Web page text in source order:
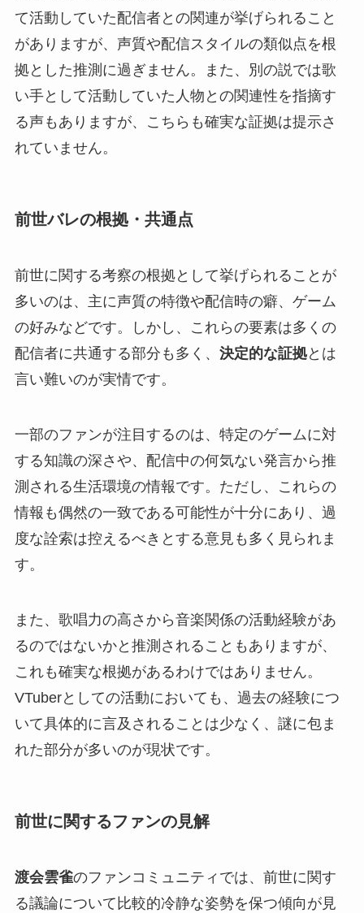
て活動していた配信者との関連が挙げられること
がありますが、声質や配信スタイルの類似点を根
拠とした推測に過ぎません。また、別の説では歌
い手として活動していた人物との関連性を指摘す
る声もありますが、こちらも確実な証拠は提示さ
れていません。
前世バレの根拠・共通点
前世に関する考察の根拠として挙げられることが
多いのは、主に声質の特徴や配信時の癖、ゲーム
の好みなどです。しかし、これらの要素は多くの
配信者に共通する部分も多く、 決定的な証拠とは
言い難いのが実情です。
一部のファンが注目するのは、特定のゲームに対
する知識の深さや、配信中の何気ない発言から推
測される生活環境の情報です。ただし、これらの
情報も偶然の一致である可能性が十分にあり、過
度な詮索は控えるべきとする意見も多く見られま
す。
また、歌唱力の高さから音楽関係の活動経験があ
るのではないかと推測されることもありますが、
これも確実な根拠があるわけではありません。
VTuberとしての活動においても、過去の経験につ
いて具体的に言及されることは少なく、謎に包ま
れた部分が多いのが現状です。
前世に関するファンの見解
渡会雲雀のファンコミュニティでは、前世に関す
る議論について比較的冷静な姿勢を保つ傾向が見